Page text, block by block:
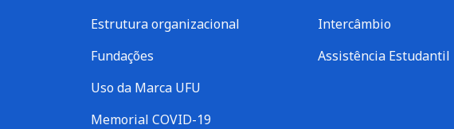
Estrutura organizacional
Fundações
Uso da Marca UFU
Memorial COVID-19
Intercâmbio
Assistência Estudantil